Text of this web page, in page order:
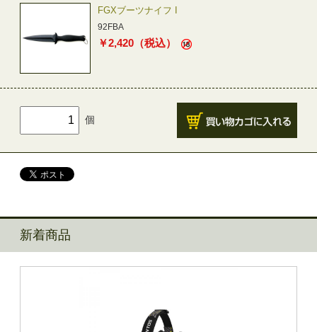
FGXブーツナイフ I
92FBA
￥2,420 （税込）
個
新着商品